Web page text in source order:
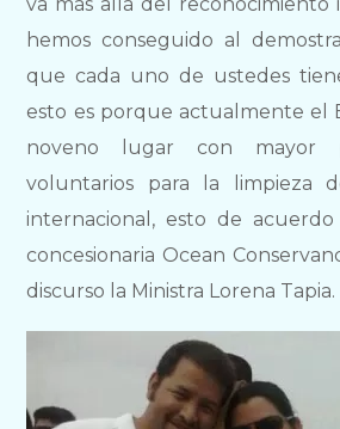
hemos conseguido al
que cada uno de ustedes
esto es porque actualmente el
noveno lugar con mayor
voluntarios para la limpieza
internacional, esto de
concesionaria Ocean
discurso la Ministra Lorena Tapia.